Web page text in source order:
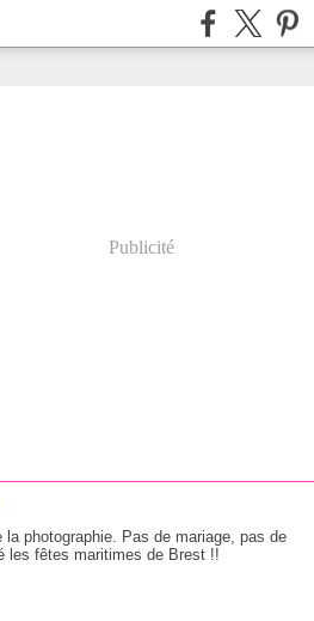
Publicité
photographie. Pas de mariage, pas de
les fêtes maritimes de Brest !!